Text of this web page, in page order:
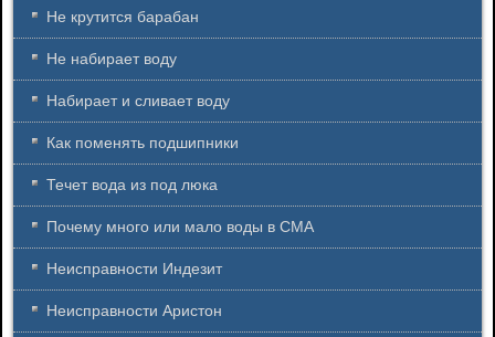
Не крутится барабан
Не набирает воду
Набирает и сливает воду
Как поменять подшипники
Течет вода из под люка
Почему много или мало воды в СМА
Неисправности Индезит
Неисправности Аристон